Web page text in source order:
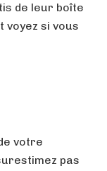
de leur boîte
voyez si vous
votre
pas